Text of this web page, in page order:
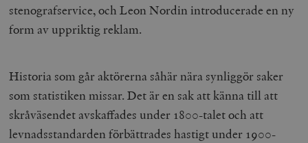
stenografservice, och Leon Nordin introducerade en ny
form av uppriktig reklam.
Historia som går aktörerna såhär nära synliggör saker
som statistiken missar. Det är en sak att känna till att
skråväsendet avskaffades under 1800-talet och att
levnadsstandarden förbättrades hastigt under 1900-